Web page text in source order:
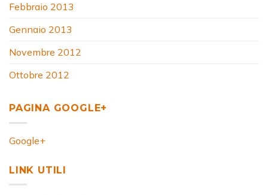
Febbraio 2013
Gennaio 2013
Novembre 2012
Ottobre 2012
PAGINA GOOGLE+
Google+
LINK UTILI